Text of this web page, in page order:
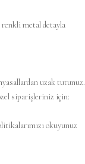
metal detayla
uzak tutunuz.
siparişleriniz için:
okuyunuz